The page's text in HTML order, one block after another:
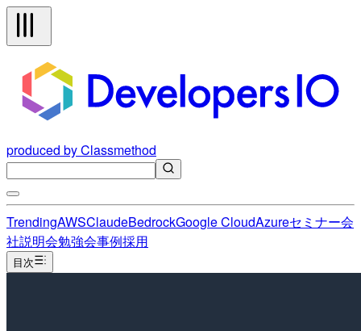
produced by Classmethod
TrendingAWSClaudeBedrockGoogle CloudAzureセミナー会
社説明会勉強会事例採用
目次